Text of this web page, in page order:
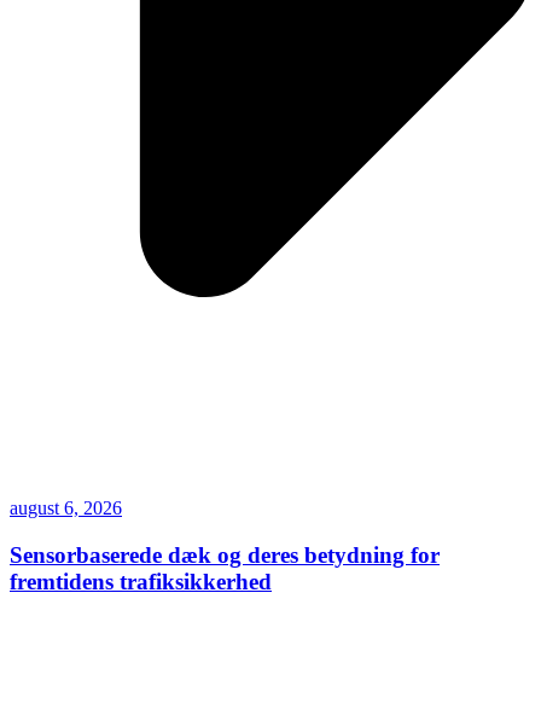
august 6, 2026
Sensorbaserede dæk og deres betydning for
fremtidens trafiksikkerhed